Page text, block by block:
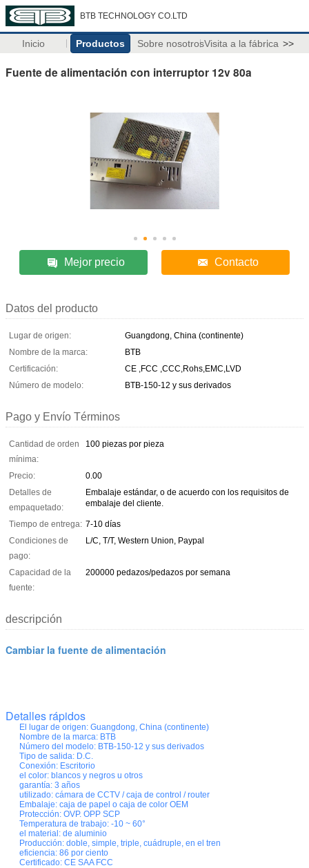
BTB TECHNOLOGY CO.LTD
Inicio Productos Sobre nosotrosVisita a la fábrica >>
Fuente de alimentación con interruptor 12v 80a
Mejor precio Contacto
Datos del producto
Lugar de origen:
Guangdong, China (continente)
Nombre de la marca:
BTB
Certificación:
CE ,FCC ,CCC,Rohs,EMC,LVD
Número de modelo:
BTB-150-12 y sus derivados
Pago y Envío Términos
Cantidad de orden
mínima:
100 piezas por pieza
Precio:
0.00
Detalles de
empaquetado:
Embalaje estándar, o de acuerdo con los requisitos de
embalaje del cliente.
Tiempo de entrega: 7-10 días
Condiciones de
pago:
L/C, T/T, Western Union, Paypal
Capacidad de la
fuente:
200000 pedazos/pedazos por semana
descripción
Cambiar la fuente de alimentación
Detalles rápidos
El lugar de origen: Guangdong, China (continente)
Nombre de la marca: BTB
Número del modelo: BTB-150-12 y sus derivados
Tipo de salida: D.C.
Conexión: Escritorio
el color: blancos y negros u otros
garantía: 3 años
utilizado: cámara de CCTV / caja de control / router
Embalaje: caja de papel o caja de color OEM
Protección: OVP. OPP SCP
Temperatura de trabajo: -10 ~ 60°
el material: de aluminio
Producción: doble, simple, triple, cuádruple, en el tren
eficiencia: 86 por ciento
Certificado: CE SAA FCC